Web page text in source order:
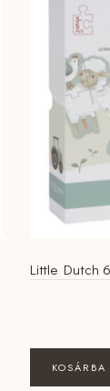
Little Dutch
KOSÁRBA